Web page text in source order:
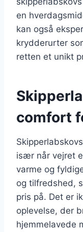
en
kan også
krydderurter
retten et unikt
comfort
især når vejret
varme og
og tilfredshed,
pris på. Det er
oplevelse, der
hjemmelavede